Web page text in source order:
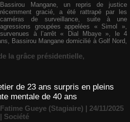
Bassirou Mangane, un repris de justice
récemment gracié, a été rattrapé par les
caméras de surveillance, suite à une
agressions groupées appelées « Simol »,
survenues à l’arrêt « Dial Mbaye », le 4
Bassirou Mangane domicilié à Golf Nord,
la grâce présidentielle,
de 23 ans surpris en pleins
mentale de 40 ans
Fatime Gueye (Stagiaire) | 24/11/2025
| Société